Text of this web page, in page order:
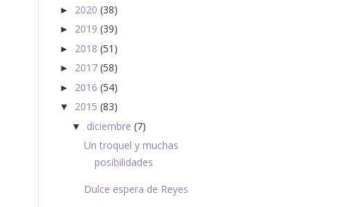
► 2020 (38)
► 2019 (39)
► 2018 (51)
► 2017 (58)
► 2016 (54)
▼ 2015 (83)
▼ diciembre (7)
Un troquel y muchas
posibilidades
Dulce espera de Reyes